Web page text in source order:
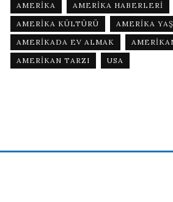
AMERIKA
AMERIKA HABERLERI
AMERIKA KÜLTÜRÜ
AMERIKA
AMERIKADA EV ALMAK
AMERIKAN TARZI
USA